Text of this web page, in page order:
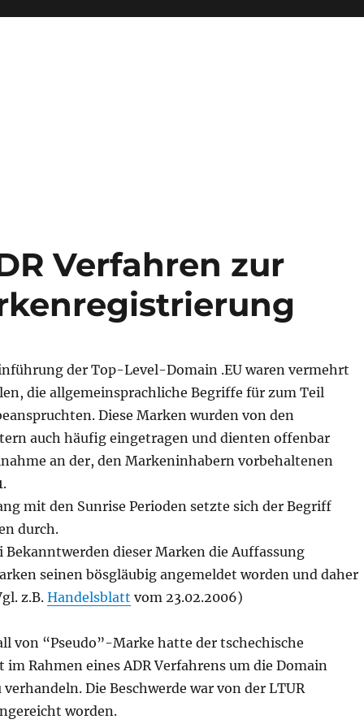
Verfahren zur
der Top-Level-Domain .EU waren vermehrt
die allgemeinsprachliche Begriffe für zum Teil
Diese Marken wurden von den
auch häufig eingetragen und dienten offenbar
an der, den Markeninhabern vorbehaltenen
mit den Sunrise Perioden setzte sich der Begriff
durch.
Bekanntwerden dieser Marken die Auffassung
seinen bösgläubig angemeldet worden und daher
z.B. Handelsblatt vom 23.02.2006)
von “Pseudo”-Marke hatte der tschechische
Rahmen eines ADR Verfahrens um die Domain
Die Beschwerde war von der LTUR
worden.